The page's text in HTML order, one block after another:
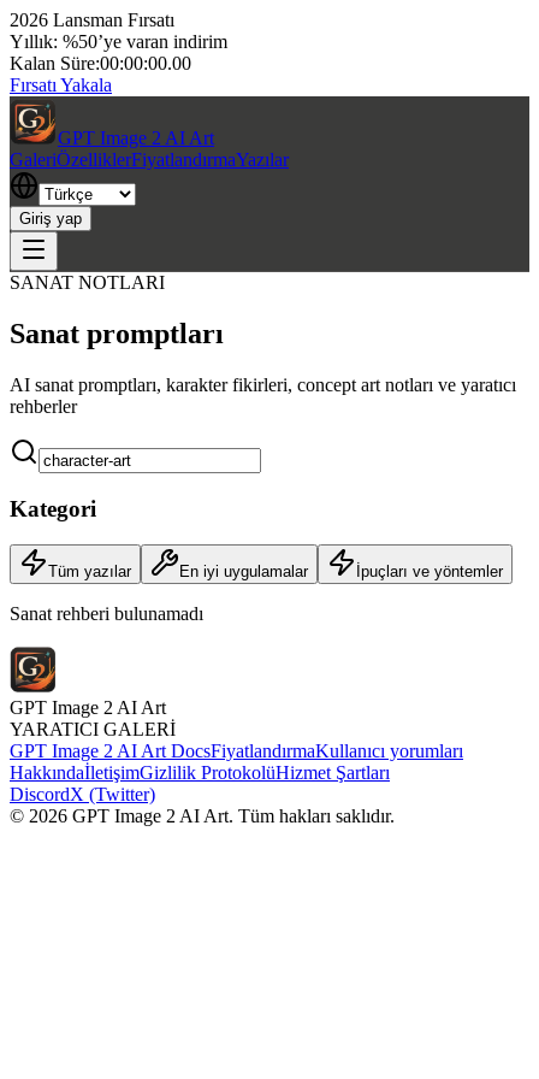
2026 Lansman Fırsatı
Yıllık: %50’ye varan indirim
Kalan Süre:00:00:00.00
Fırsatı Yakala
GPT Image 2 AI Art
GaleriÖzelliklerFiyatlandırmaYazılar
Giriş yap
SANAT NOTLARI
Sanat promptları
AI sanat promptları, karakter fikirleri, concept art notları ve yaratıcı
rehberler
Kategori
Tüm yazılar En iyi uygulamalar İpuçları ve yöntemler
Sanat rehberi bulunamadı
GPT Image 2 AI Art
YARATICI GALERİ
GPT Image 2 AI Art DocsFiyatlandırmaKullanıcı yorumları
HakkındaİletişimGizlilik ProtokolüHizmet Şartları
DiscordX (Twitter)
© 2026 GPT Image 2 AI Art. Tüm hakları saklıdır.